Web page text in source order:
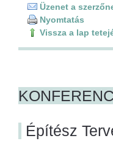
Üzenet a
Nyomtatás
Vissza a lap
Építész